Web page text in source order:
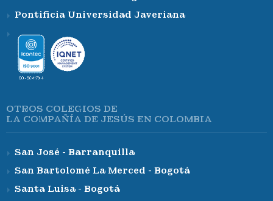
Pontificia Universidad Javeriana
OTROS COLEGIOS DE
LA COMPAÑÍA DE JESÚS EN COLOMBIA
San José - Barranquilla
San Bartolomé La Merced - Bogotá
Santa Luisa - Bogotá